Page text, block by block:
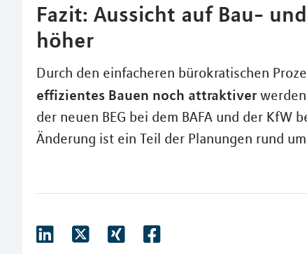
Fazit: Aussicht auf Bau-
höher
Durch den einfacheren bürokratischen
effizientes Bauen noch attraktiver
der neuen BEG bei dem BAFA und der KfW
Änderung ist ein Teil der Planungen rund